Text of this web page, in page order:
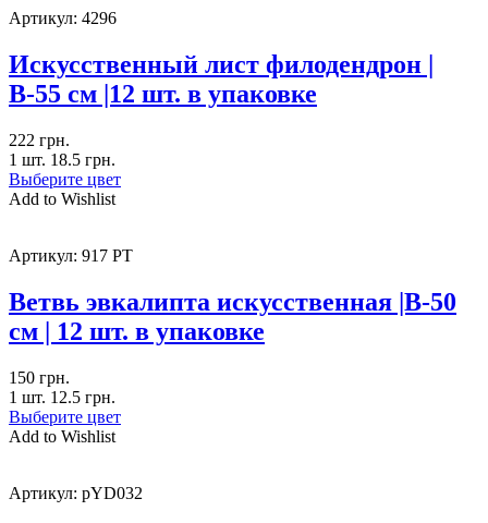
Артикул: 4296
Искусственный лист филодендрон |
В-55 см |12 шт. в упаковке
222 грн.
1 шт. 18.5 грн.
Выберите цвет
Add to Wishlist
Артикул: 917 PT
Ветвь эвкалипта искусственная |В-50
см | 12 шт. в упаковке
150 грн.
1 шт. 12.5 грн.
Выберите цвет
Add to Wishlist
Артикул: pYD032